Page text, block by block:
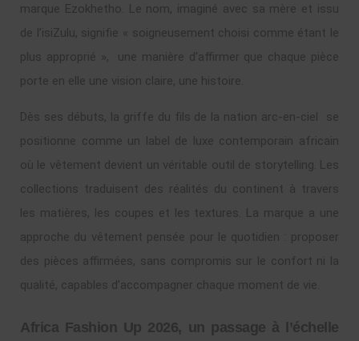
marque Ezokhetho. Le nom, imaginé avec sa mère et issu
de l’isiZulu, signifie « soigneusement choisi comme étant le
plus approprié », une manière d’affirmer que chaque pièce
porte en elle une vision claire, une histoire.
Dès ses débuts, la griffe du fils de la nation arc-en-ciel se
positionne comme un label de luxe contemporain africain
où le vêtement devient un véritable outil de storytelling. Les
collections traduisent des réalités du continent à travers
les matières, les coupes et les textures. La marque a une
approche du vêtement pensée pour le quotidien : proposer
des pièces affirmées, sans compromis sur le confort ni la
qualité, capables d’accompagner chaque moment de vie.
Africa Fashion Up 2026, un passage à l’échelle